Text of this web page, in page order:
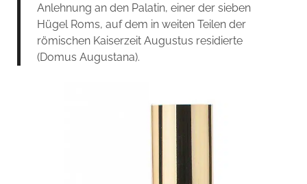
Anlehnung an den Palatin, einer der sieben
Hügel Roms, auf dem in weiten Teilen der
römischen Kaiserzeit Augustus residierte
(Domus Augustana).